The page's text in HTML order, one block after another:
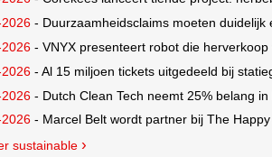
- Duurzaamheidsclaims moeten
- VNYX presenteert robot die
- Al 15 miljoen tickets uitgedeeld bij
- Dutch Clean Tech neemt 25% belang
- Marcel Belt wordt partner bij The Happy
sustainable